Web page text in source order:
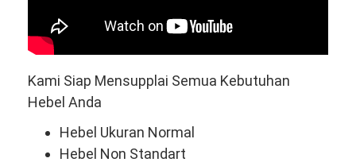
Kami Siap Mensupplai Semua Kebutuhan
Hebel Anda
Hebel Ukuran Normal
Hebel Non Standart